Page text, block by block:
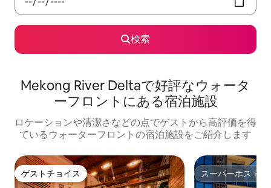
検索
Mekong River Deltaで好評なウォータ
ーフロントにある宿泊施設
ロケーションや清潔さなどの点でゲストから高評価を得
ているウォーターフロントの宿泊施設をご紹介します
ゲストチョイス
ゲストチョイス スーパーホスト
スーパーホスト